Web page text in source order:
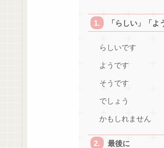
「らしい」「
らしいです
ようです
そうです
でしょう
かもしれません
最後に